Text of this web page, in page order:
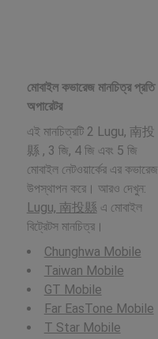
মোবাইল কভারেজ মানচিত্র প্রতি
অপারেটর
এই মানচিত্রটি 2 Lugu, 南投
縣 , 3 জি, 4 জি এবং 5 জি
মোবাইল নেটওয়ার্কের এর কভারেজ
উপস্থাপন করে। আরও দেখুন:
Lugu, 南投縣 এ মোবাইল
বিট্রেটস মানচিত্র।
Chunghwa Mobile
Taiwan Mobile
GT Mobile
Far EasTone Mobile
T Star Mobile